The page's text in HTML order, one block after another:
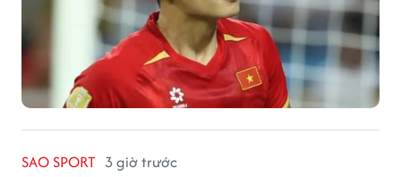
SAO SPORT 3 giờ trước